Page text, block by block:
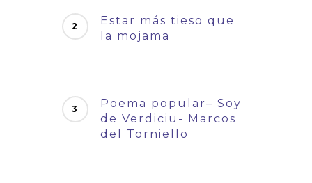
Estar más tieso que
la mojama
Poema popular– Soy
de Verdiciu- Marcos
del Torniello